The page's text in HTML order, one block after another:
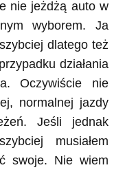
nie jeżdżą auto w
wyborem. Ja
dlatego też
działania
Oczywiście nie
normalnej jazdy
Jeśli jednak
musiałem
swoje. Nie wiem